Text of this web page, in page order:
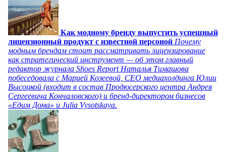
Как модному бренду выпустить успешный
лицензионный продукт с известной персоной Почему
модным брендам стоит рассматривать лицензирование
как стратегический инструмент — об этом главный
редактор журнала Shoes Report Наталья Тимашова
побеседовала с Марией Козеевой, СЕО медиахолдинга Юлии
Высоцкой (входит в состав Продюсерского центра Андрея
Сергеевича Кончаловского) и бренд-директором бизнесов
«Едим Дома» и Julia Vysotskaya.